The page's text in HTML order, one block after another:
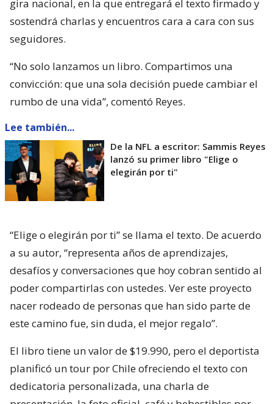
gira nacional, en la que entregará el texto firmado y
sostendrá charlas y encuentros cara a cara con sus
seguidores.
“No solo lanzamos un libro. Compartimos una
convicción: que una sola decisión puede cambiar el
rumbo de una vida”, comentó Reyes.
Lee también...
De la NFL a escritor: Sammis Reyes
lanzó su primer libro "Elige o
elegirán por ti"
“Elige o elegirán por ti” se llama el texto. De acuerdo
a su autor, “representa años de aprendizajes,
desafíos y conversaciones que hoy cobran sentido al
poder compartirlas con ustedes. Ver este proyecto
nacer rodeado de personas que han sido parte de
este camino fue, sin duda, el mejor regalo”.
El libro tiene un valor de $19.990, pero el deportista
planificó un tour por Chile ofreciendo el texto con
dedicatoria personalizada, una charla de